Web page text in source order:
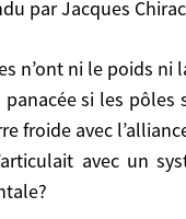
par Jacques
si les
froide avec
avec un
réformée qu’il
bien, il faut